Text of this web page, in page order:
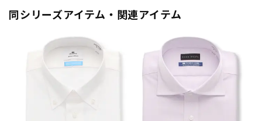
同シリーズアイテム・関連アイテム